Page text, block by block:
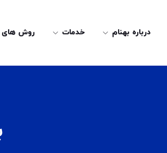
درباره بهنام خدمات روش